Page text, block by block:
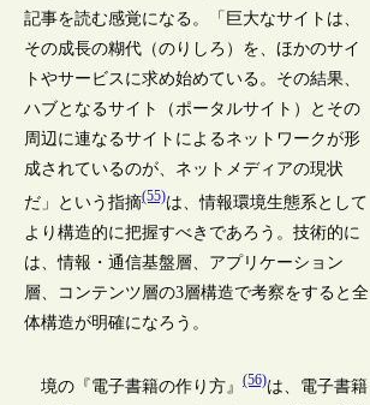
記事を読む感覚になる。「巨大なサイトは、
その成長の糊代（のりしろ）を、ほかのサイ
トやサービスに求め始めている。その結果、
ハブとなるサイト（ポータルサイト）とその
周辺に連なるサイトによるネットワークが形
成されているのが、ネットメディアの現状
だ」という指摘(55)は、情報環境生態系として
より構造的に把握すべきであろう。技術的に
は、情報・通信基盤層、アプリケーション
層、コンテンツ層の3層構造で考察をすると全
体構造が明確になろう。
境の『電子書籍の作り方』(56)は、電子書籍